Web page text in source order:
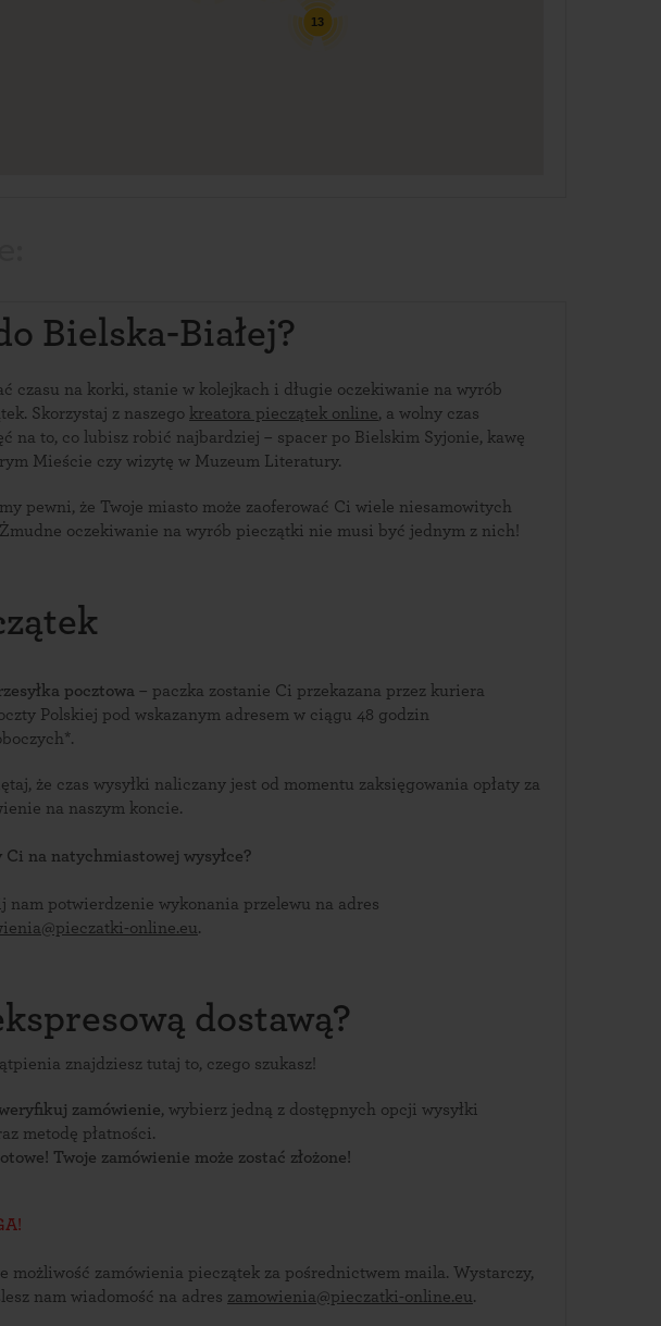
13
Bielska-Białej?
czasu na korki, stanie w kolejkach i długie oczekiwanie na wyrób
Skorzystaj z naszego kreatora pieczątek online, a wolny czas
na to, co lubisz robić najbardziej – spacer po Bielskim Syjonie, kawę
Mieście czy wizytę w Muzeum Literatury.
pewni, że Twoje miasto może zaoferować Ci wiele niesamowitych
oczekiwanie na wyrób pieczątki nie musi być jednym z nich!
pocztowa – paczka zostanie Ci przekazana przez kuriera
Polskiej pod wskazanym adresem w ciągu 48 godzin
że czas wysyłki naliczany jest od momentu zaksięgowania opłaty za
na naszym koncie.
Ci na natychmiastowej wysyłce?
nam potwierdzenie wykonania przelewu na adres
online.eu.
dostawą?
znajdziesz tutaj to, czego szukasz!
zamówienie, wybierz jedną z dostępnych opcji wysyłki
metodę płatności.
Twoje zamówienie może zostać złożone!
możliwość zamówienia pieczątek za pośrednictwem maila. Wystarczy,
nam wiadomość na adres zamowienia@pieczatki-online.eu.